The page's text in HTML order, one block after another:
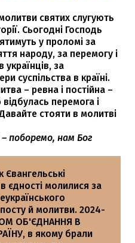
святих слугують
Сьогодні Господь
у проломі за
народу, за перемогу і
за
суспільства в країні.
– ревна і постійна –
перемога і
стояти в молитві
поборемо, нам Бог
Євангельські
єдності молилися за
й молитви. 2024-
ОБ'ЄДНАННЯ В
в якому брали